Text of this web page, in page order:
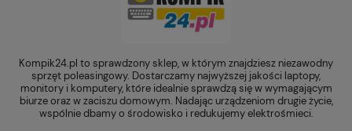
Kompik24.pl to sprawdzony sklep, w którym znajdziesz niezawodny
sprzęt poleasingowy. Dostarczamy najwyższej jakości laptopy,
monitory i komputery, które idealnie sprawdzą się w wymagającym
biurze oraz w zaciszu domowym. Nadając urządzeniom drugie życie,
wspólnie dbamy o środowisko i redukujemy elektrośmieci.